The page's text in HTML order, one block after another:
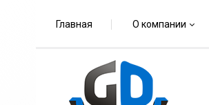
Главная О компании